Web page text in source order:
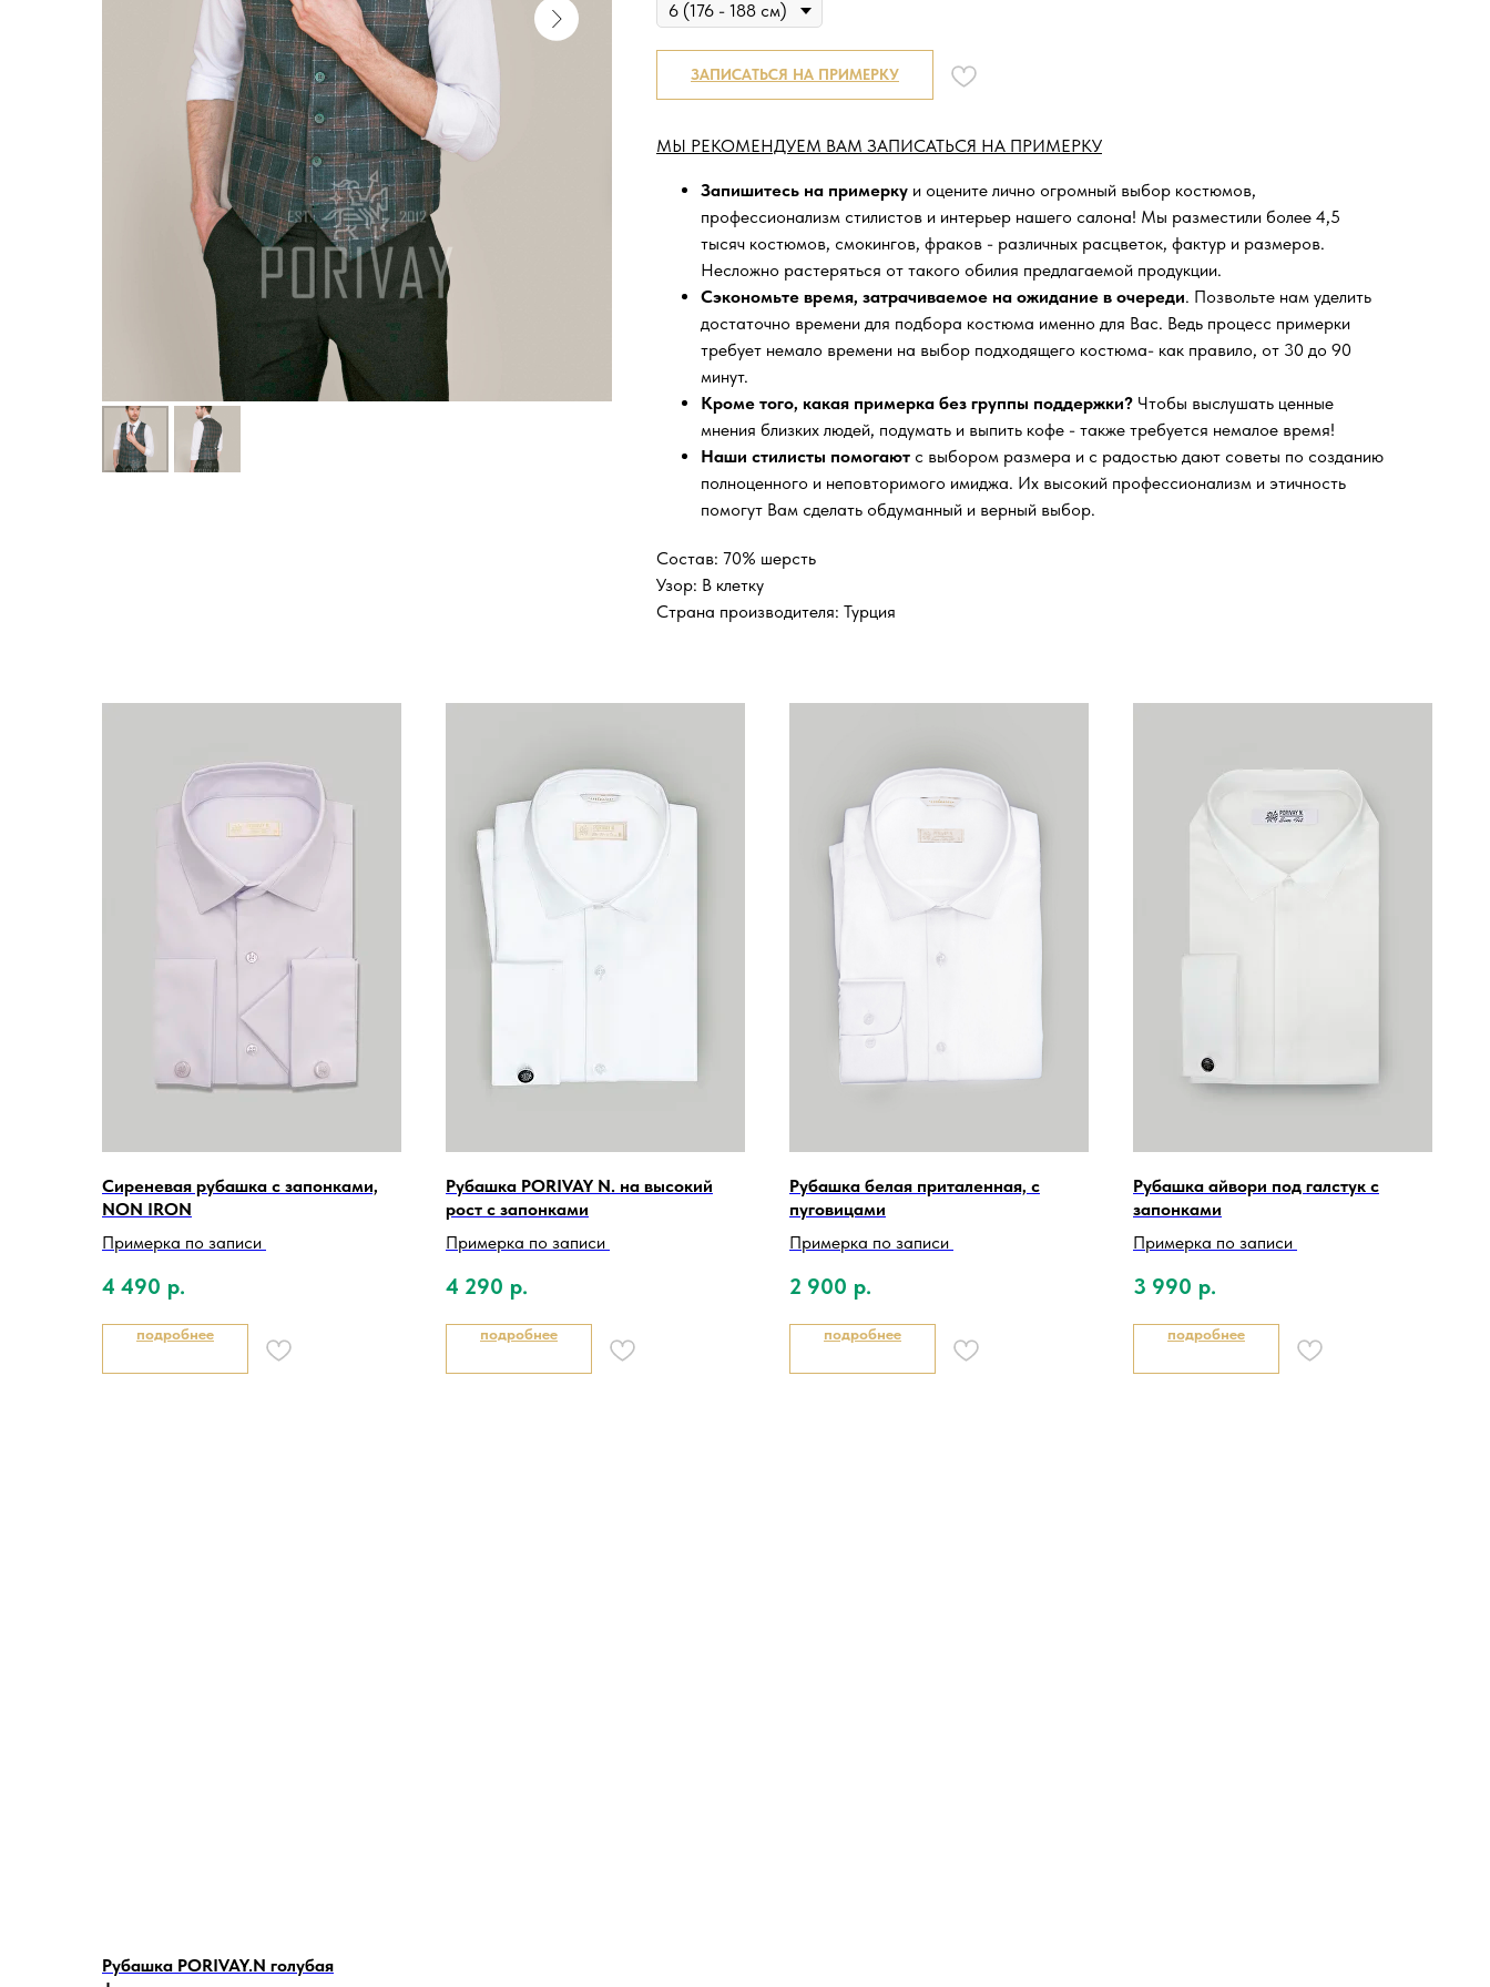
ЗАПИСАТЬСЯ НА ПРИМЕРКУ
МЫ РЕКОМЕНДУЕМ ВАМ ЗАПИСАТЬСЯ НА ПРИМЕРКУ
Запишитесь на примерку и оцените лично огромный выбор костюмов,
профессионализм стилистов и интерьер нашего салона! Мы разместили более 4,5
тысяч костюмов, смокингов, фраков - различных расцветок, фактур и размеров.
Несложно растеряться от такого обилия предлагаемой продукции.
Сэкономьте время, затрачиваемое на ожидание в очереди. Позвольте нам уделить
достаточно времени для подбора костюма именно для Вас. Ведь процесс примерки
требует немало времени на выбор подходящего костюма- как правило, от 30 до 90
минут.
Кроме того, какая примерка без группы поддержки? Чтобы выслушать ценные
мнения близких людей, подумать и выпить кофе - также требуется немалое время!
Наши стилисты помогают с выбором размера и с радостью дают советы по созданию
полноценного и неповторимого имиджа. Их высокий профессионализм и этичность
помогут Вам сделать обдуманный и верный выбор.
Состав: 70% шерсть
Узор: В клетку
Страна производителя: Турция
Сиреневая рубашка с запонками,
NON IRON
Примерка по записи
4 490 р.
подробнее
Рубашка PORIVAY N. на высокий
рост с запонками
Примерка по записи
4 290 р.
подробнее
Рубашка белая приталенная, с
пуговицами
Примерка по записи
2 900 р.
подробнее
Рубашка айвори под галстук с
запонками
Примерка по записи
3 990 р.
подробнее
Рубашка PORIVAY.N голубая